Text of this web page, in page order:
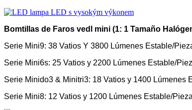
Bomtillas de Faros vedl mini (1: 1 Tamaño
Serie Mini9: 38 Vatios Y 3800 Lúmenes Estable/
Serie Mini6s: 25 Vatios y 2200 Lúmenes Estable/
Serie Minido3 & Minitri3: 18 Vatios y 1400 Lúmenes
Serie Mini8: 12 Vatios y 1200 Lúmenes Estable/